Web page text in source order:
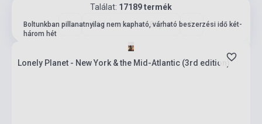
Találat: 17189 termék
85 (összesen: 688)
Boltunkban pillanatnyilag nem kapható, várható beszerzési idő két-
három hét
Lonely Planet - New York & the Mid-Atlantic (3rd edition)